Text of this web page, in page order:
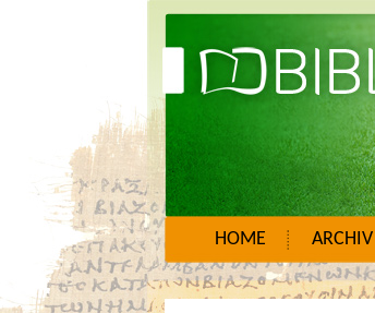
HOME ARCHIV